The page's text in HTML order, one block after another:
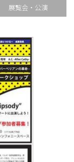
展覧会・公演